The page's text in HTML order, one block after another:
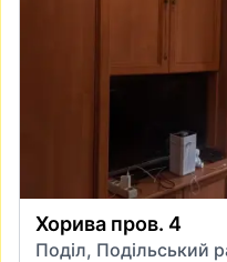
Хорива пров. 4
Поділ, Подільський